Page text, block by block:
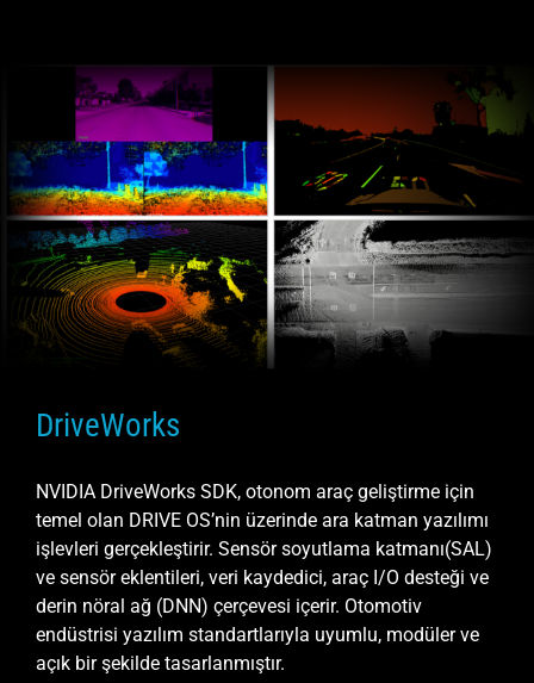
DriveWorks
NVIDIA DriveWorks SDK, otonom araç geliştirme için
temel olan DRIVE OS’nin üzerinde ara katman yazılımı
işlevleri gerçekleştirir. Sensör soyutlama katmanı(SAL)
ve sensör eklentileri, veri kaydedici, araç I/O desteği ve
derin nöral ağ (DNN) çerçevesi içerir. Otomotiv
endüstrisi yazılım standartlarıyla uyumlu, modüler ve
açık bir şekilde tasarlanmıştır.